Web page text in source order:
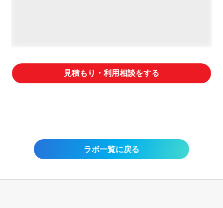
見積もり・利用相談をする
ラボ一覧に戻る